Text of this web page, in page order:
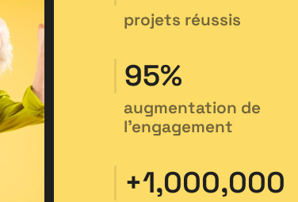
projets réussis
95%
augmentation de
l’engagement
+1,000,000